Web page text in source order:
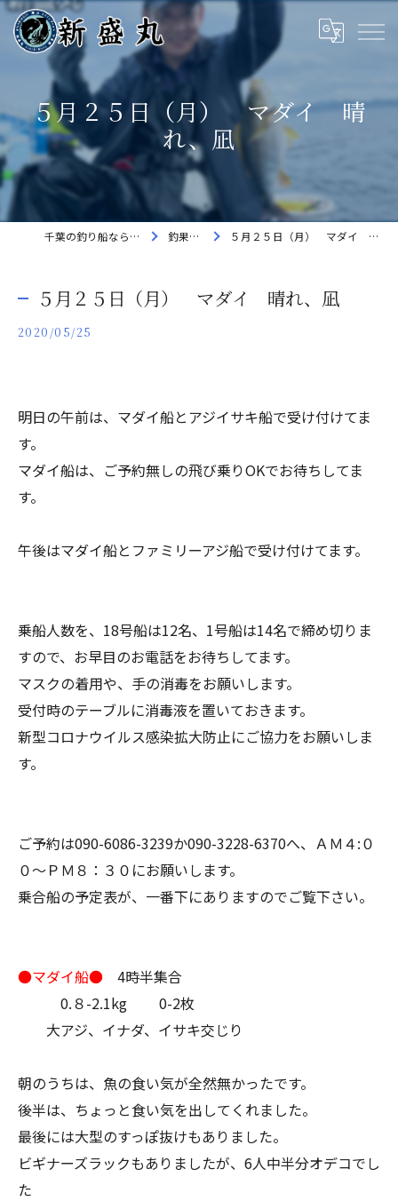
５月２５日（月） マダイ 晴
れ、凪
千葉の釣り船なら新盛丸 釣果速報 ５月２５日（月） マダイ 晴れ、凪
５月２５日（月） マダイ 晴れ、凪
2020/05/25
明日の午前は、マダイ船とアジイサキ船で受け付けてま
す。
マダイ船は、ご予約無しの飛び乗りOKでお待ちしてま
す。
午後はマダイ船とファミリーアジ船で受け付けてます。
乗船人数を、18号船は12名、1号船は14名で締め切りま
すので、お早目のお電話をお待ちしてます。
マスクの着用や、手の消毒をお願いします。
受付時のテーブルに消毒液を置いておきます。
新型コロナウイルス感染拡大防止にご協力をお願いしま
す。
ご予約は090-6086-3239か090-3228-6370へ、ＡＭ４:０
０～ＰＭ８：３０にお願いします。
乗合船の予定表が、一番下にありますのでご覧下さい。
●マダイ船● 4時半集合
0.８-2.1kg 0-2枚
大アジ、イナダ、イサキ交じり
朝のうちは、魚の食い気が全然無かったです。
後半は、ちょっと食い気を出してくれました。
最後には大型のすっぽ抜けもありました。
ビギナーズラックもありましたが、6人中半分オデコでし
た